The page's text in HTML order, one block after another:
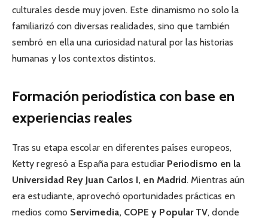
culturales desde muy joven. Este dinamismo no solo la
familiarizó con diversas realidades, sino que también
sembró en ella una curiosidad natural por las historias
humanas y los contextos distintos.
Formación periodística con base en
experiencias reales
Tras su etapa escolar en diferentes países europeos,
Ketty regresó a España para estudiar Periodismo en la
Universidad Rey Juan Carlos I, en Madrid. Mientras aún
era estudiante, aprovechó oportunidades prácticas en
medios como Servimedia, COPE y Popular TV, donde